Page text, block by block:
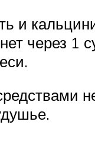
и
через 1